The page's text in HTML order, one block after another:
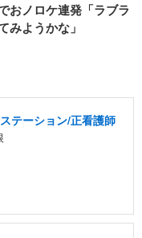
おノロケ連発「ラブラ
みようかな」
テーション/正看護師